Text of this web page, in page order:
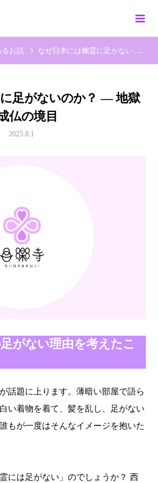
るお話 なぜ日本には幽霊に足がないのか？ ― 地獄と成仏の境目
足がないのか？ ― 地獄
仏の境目
2025.8.1
がない理由を考えたこ
話題に上ります。薄暗い部屋で語ら
い着物を着て、髪を乱し、足がない
もが一度はそんなイメージを抱いた
には足がない」のでしょうか？ 西